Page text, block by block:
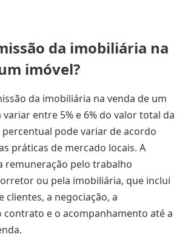
da imobiliária na
imóvel?
da imobiliária na venda de um
entre 5% e 6% do valor total da
percentual pode variar de acordo
práticas de mercado locais. A
remuneração pelo trabalho
ou pela imobiliária, que inclui
clientes, a negociação, a
contrato e o acompanhamento até a